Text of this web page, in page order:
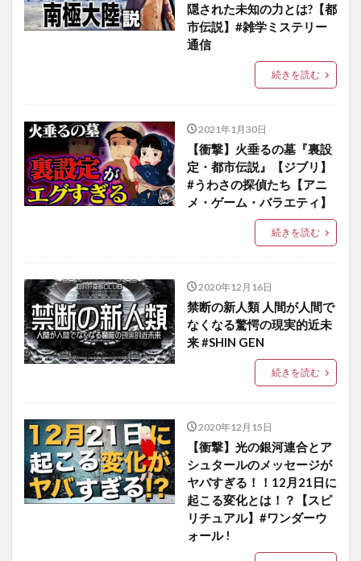
隠された未知の力とは?【都
市伝説】#雑学ミステリー
通信
続きを読む
2021年1月30日
【衝撃】火垂るの墓『裏設
定・都市伝説』【ジブリ】
#うわさの探偵たち【アニ
メ・ゲーム・バラエティ】
続きを読む
2020年12月16日
禁断の新人類 人間が人間で
なくなる驚愕の現実的近未
来 #SHIN GEN
続きを読む
2020年12月15日
【衝撃】光の銀河連合とア
シュタールのメッセージが
ヤバすぎる！！12月21日に
起こる変化とは！？【スピ
リチュアル】#ワンダーウ
ォール !